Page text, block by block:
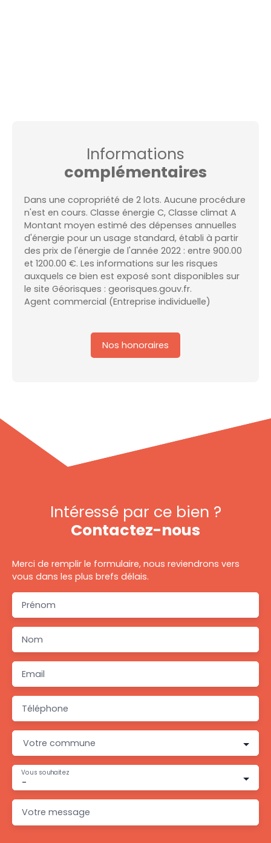
Informations
complémentaires
Dans une copropriété de 2 lots. Aucune procédure
n'est en cours. Classe énergie C, Classe climat A
Montant moyen estimé des dépenses annuelles
d'énergie pour un usage standard, établi à partir
des prix de l'énergie de l'année 2022 : entre 900.00
et 1200.00 €. Les informations sur les risques
auxquels ce bien est exposé sont disponibles sur
le site Géorisques : georisques.gouv.fr.
Agent commercial (Entreprise individuelle)
Nos honoraires
Intéressé par ce bien ?
Contactez-nous
Merci de remplir le formulaire, nous reviendrons vers
vous dans les plus brefs délais.
Prénom
Nom
Email
Téléphone
Votre commune
-
Vous souhaitez
Votre message